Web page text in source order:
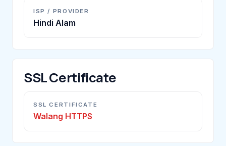
ISP / PROVIDER
Hindi Alam
SSL Certificate
SSL CERTIFICATE
Walang HTTPS